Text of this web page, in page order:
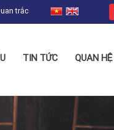
trắc
TIN TỨC QUAN